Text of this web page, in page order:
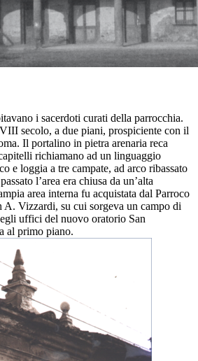
i sacerdoti curati della parrocchia.
secolo, a due piani, prospiciente con il
Il portalino in pietra arenaria reca
richiamano ad un linguaggio
e loggia a tre campate, ad arco ribassato
l’area era chiusa da un’alta
area interna fu acquistata dal Parroco
A. Vizzardi, su cui sorgeva un campo di
uffici del nuovo oratorio San
al primo piano.